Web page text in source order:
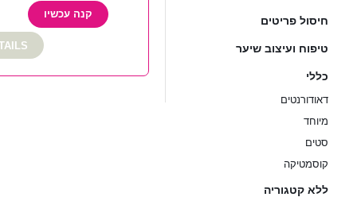
קנה עכשיו
חיסול פריטים
טיפוח ועיצוב שיער
כללי
דאודורנטים
מיוחד
סטים
קוסמטיקה
ללא קטגוריה